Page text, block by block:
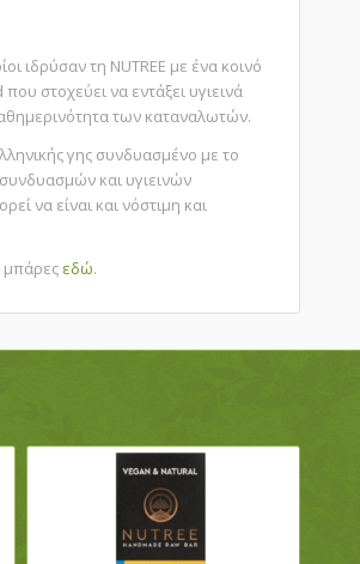
ιδρύσαν τη NUTREE με ένα κοινό
στοχεύει να εντάξει υγιεινά
των καταναλωτών.
γης συνδυασμένο με το
και υγιεινών
να είναι και νόστιμη και
μπάρες εδώ.